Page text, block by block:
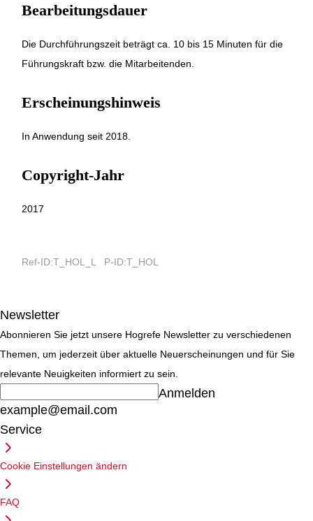
Bearbeitungsdauer
Die Durchführungszeit beträgt ca. 10 bis 15 Minuten für die
Führungskraft bzw. die Mitarbeitenden.
Erscheinungshinweis
In Anwendung seit 2018.
Copyright-Jahr
2017
Ref-ID:T_HOL_L P-ID:T_HOL
Newsletter
Abonnieren Sie jetzt unsere Hogrefe Newsletter zu verschiedenen
Themen, um jederzeit über aktuelle Neuerscheinungen und für Sie
relevante Neuigkeiten informiert zu sein.
example@email.com
Anmelden
Service
Cookie Einstellungen ändern
FAQ